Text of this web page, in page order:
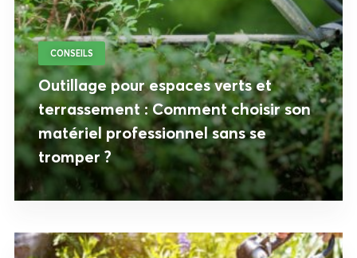
CONSEILS
Outillage pour espaces verts et
terrassement : Comment choisir son
matériel professionnel sans se
tromper ?